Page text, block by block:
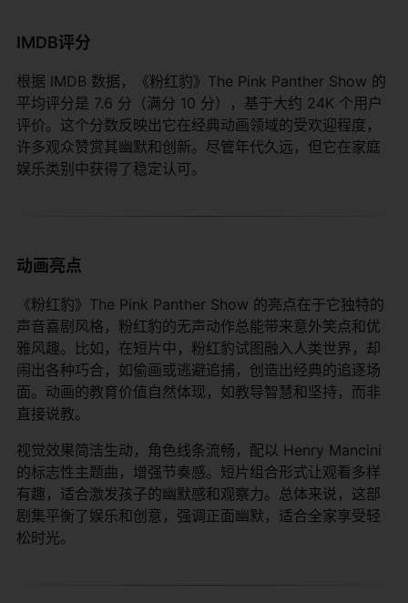
IMDB评分
根据 IMDB 数据，《粉红豹》The Pink Panther Show 的
平均评分是 7.6 分（满分 10 分），基于大约 24K 个用户
评价。这个分数反映出它在经典动画领域的受欢迎程度，
许多观众赞赏其幽默和创新。尽管年代久远，但它在家庭
娱乐类别中获得了稳定认可。
动画亮点
《粉红豹》The Pink Panther Show 的亮点在于它独特的
声音喜剧风格，粉红豹的无声动作总能带来意外笑点和优
雅风趣。比如，在短片中，粉红豹试图融入人类世界，却
闹出各种巧合，如偷画或逃避追捕，创造出经典的追逐场
面。动画的教育价值自然体现，如教导智慧和坚持，而非
直接说教。
视觉效果简洁生动，角色线条流畅，配以 Henry Mancini
的标志性主题曲，增强节奏感。短片组合形式让观看多样
有趣，适合激发孩子的幽默感和观察力。总体来说，这部
剧集平衡了娱乐和创意，强调正面幽默，适合全家享受轻
松时光。